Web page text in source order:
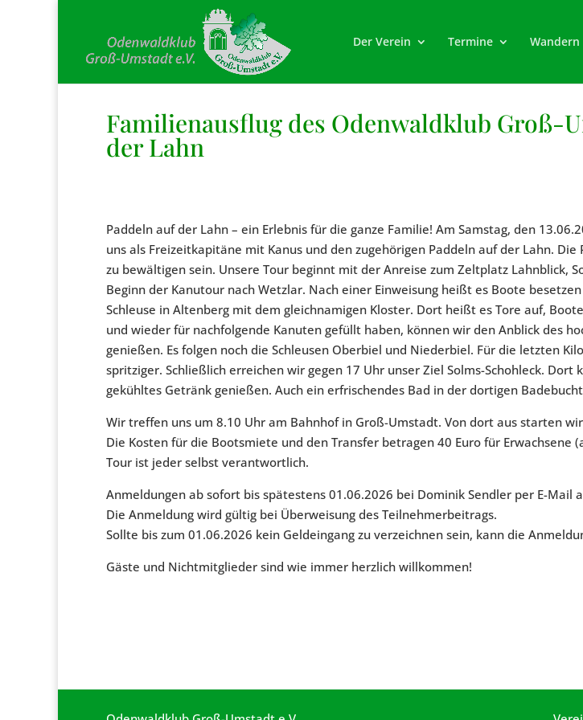
Der Verein Termine Wandern
Familienausflug des Odenwaldklub Groß-
der Lahn
Paddeln auf der Lahn – ein Erlebnis für die ganze Familie! Am Samstag, den
uns als Freizeitkapitäne mit Kanus und den zugehörigen Paddeln auf der Lahn.
zu bewältigen sein. Unsere Tour beginnt mit der Anreise zum Zeltplatz Lahnblick,
Beginn der Kanutour nach Wetzlar. Nach einer Einweisung heißt es Boote
Schleuse in Altenberg mit dem gleichnamigen Kloster. Dort heißt es Tore auf,
und wieder für nachfolgende Kanuten gefüllt haben, können wir den Anblick des
genießen. Es folgen noch die Schleusen Oberbiel und Niederbiel. Für die letzten
spritziger. Schließlich erreichen wir gegen 17 Uhr unser Ziel Solms-Schohleck.
gekühltes Getränk genießen. Auch ein erfrischendes Bad in der dortigen
Wir treffen uns um 8.10 Uhr am Bahnhof in Groß-Umstadt. Von dort aus starten
Die Kosten für die Bootsmiete und den Transfer betragen 40 Euro für Erwachsene
Tour ist jeder selbst verantwortlich.
Anmeldungen ab sofort bis spätestens 01.06.2026 bei Dominik Sendler per E-Mail
Die Anmeldung wird gültig bei Überweisung des Teilnehmerbeitrags.
Sollte bis zum 01.06.2026 kein Geldeingang zu verzeichnen sein, kann die
Gäste und Nichtmitglieder sind wie immer herzlich willkommen!